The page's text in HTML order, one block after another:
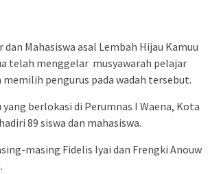
Mahasiswa asal Lembah Hijau Kamuu
telah menggelar musyawarah pelajar
pengurus pada wadah tersebut.
berlokasi di Perumnas I Waena, Kota
89 siswa dan mahasiswa.
masing Fidelis Iyai dan Frengki Anouw